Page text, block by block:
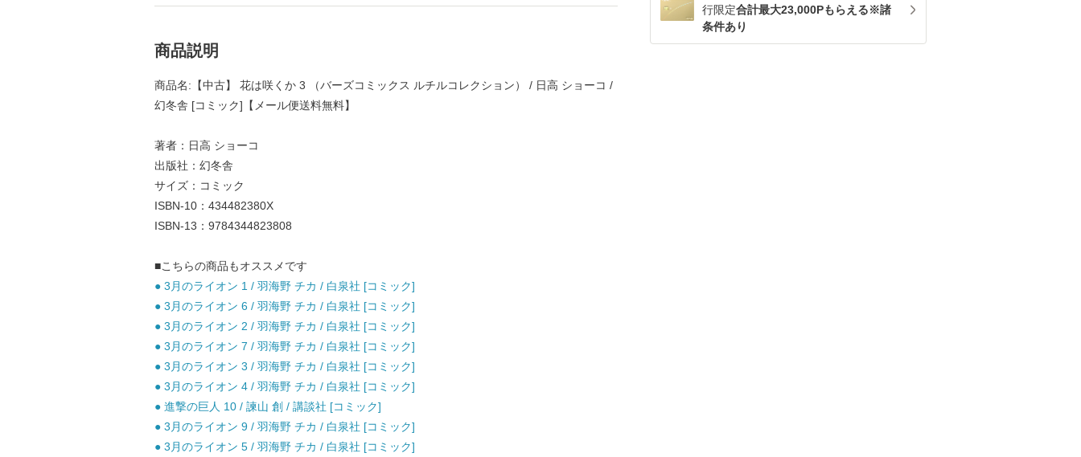
行限定合計最大23,000Pもらえる※諸
条件あり
商品説明
商品名:【中古】 花は咲くか 3 （バーズコミックス ルチルコレクション） / 日高 ショーコ /
幻冬舎 [コミック]【メール便送料無料】
著者：日高 ショーコ
出版社：幻冬舎
サイズ：コミック
ISBN-10：434482380X
ISBN-13：9784344823808
■こちらの商品もオススメです
● 3月のライオン 1 / 羽海野 チカ / 白泉社 [コミック]
● 3月のライオン 6 / 羽海野 チカ / 白泉社 [コミック]
● 3月のライオン 2 / 羽海野 チカ / 白泉社 [コミック]
● 3月のライオン 7 / 羽海野 チカ / 白泉社 [コミック]
● 3月のライオン 3 / 羽海野 チカ / 白泉社 [コミック]
● 3月のライオン 4 / 羽海野 チカ / 白泉社 [コミック]
● 進撃の巨人 10 / 諫山 創 / 講談社 [コミック]
● 3月のライオン 9 / 羽海野 チカ / 白泉社 [コミック]
● 3月のライオン 5 / 羽海野 チカ / 白泉社 [コミック]